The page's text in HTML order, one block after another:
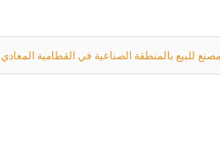
مصنع للبيع بالمنطقة الصناعية في القطامية المعادي